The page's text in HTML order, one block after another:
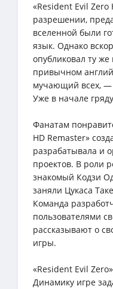
«Resident Evil
разрешении,
вселенной были
язык. Однако
опубликовал ту же
привычном
мучающий всех, —
Уже в начале
Фанатам
HD Remaster»
разрабатывала и
проектов. В роли
знакомый Кодзи
заняли Цукаса
Команда
пользователями
рассказывают о
игры.
«Resident Evil
Динамику игре